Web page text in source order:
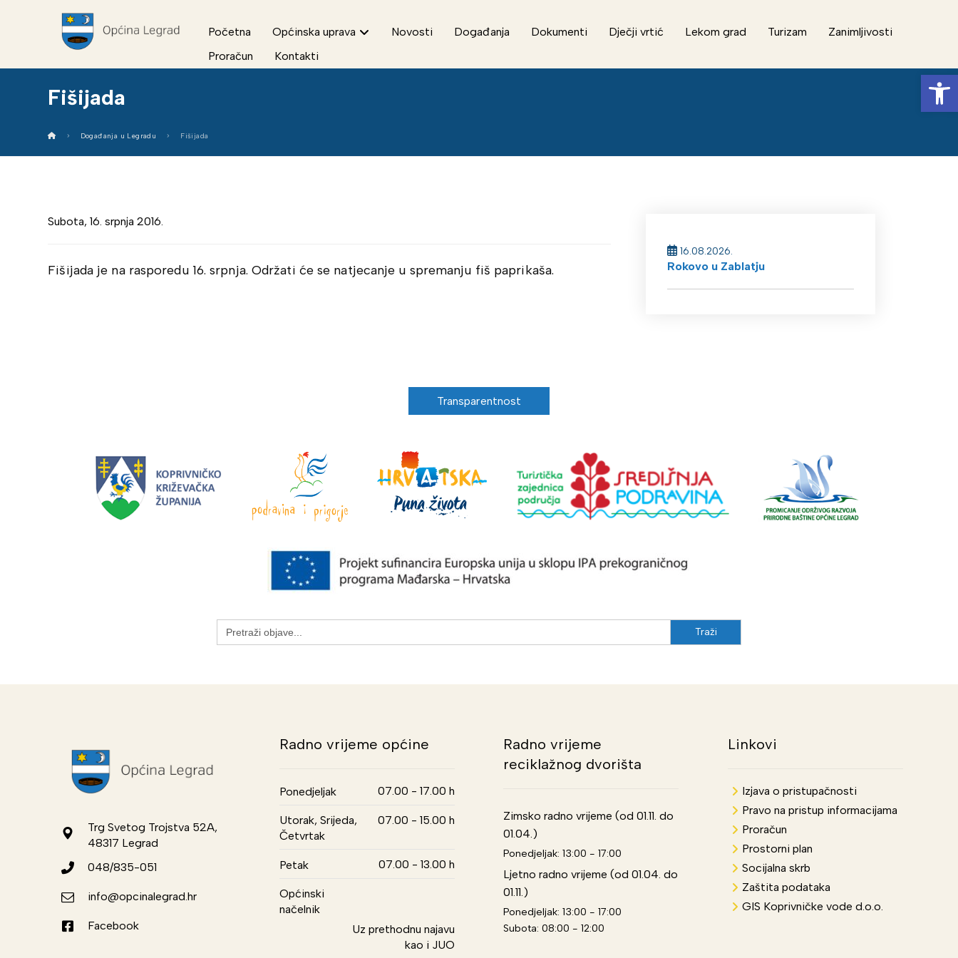
Početna Općinska uprava Novosti Događanja Dokumenti Dječji vrtić Lekom grad Turizam
Zanimljivosti
Proračun
Kontakti
Fišijada
Događanja u Legradu Fišijada
Subota, 16. srpnja 2016.
Fišijada je na rasporedu 16. srpnja. Održati će se natjecanje u spremanju fiš paprikaša.
16.08.2026.
Rokovo u Zablatju
Transparentnost
Search
for:
Trg Svetog Trojstva 52A,
48317 Legrad
048/835-051
info@opcinalegrad.hr
Facebook
Radno vrijeme općine
Ponedjeljak 07.00 - 17.00 h
Utorak, Srijeda,
Četvrtak
07.00 - 15.00 h
Petak 07.00 - 13.00 h
Općinski
načelnik
Uz prethodnu najavu
kao i JUO
Radno vrijeme
reciklažnog dvorišta
Zimsko radno vrijeme (od 01.11. do
01.04.)
Ponedjeljak: 13:00 - 17:00
Ljetno radno vrijeme (od 01.04. do
01.11.)
Ponedjeljak: 13:00 - 17:00
Subota: 08:00 - 12:00
Linkovi
Izjava o pristupačnosti
Pravo na pristup informacijama
Proračun
Prostorni plan
Socijalna skrb
Zaštita podataka
GIS Koprivničke vode d.o.o.